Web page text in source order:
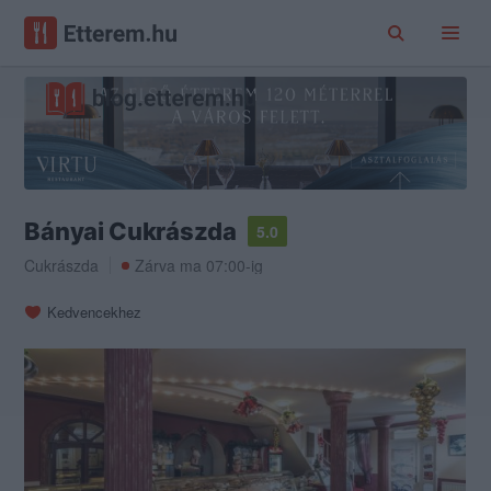
Bányai Cukrászda
5.0
Cukrászda
Zárva ma 07:00-ig
Kedvencekhez